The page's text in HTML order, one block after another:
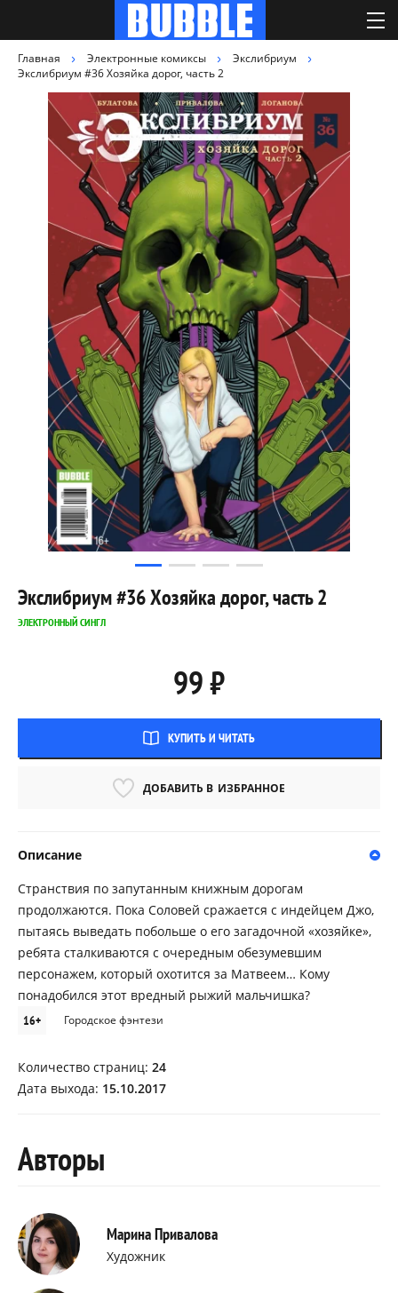
Главная Электронные комиксы
Экслибриум
Экслибриум #36 Хозяйка дорог, часть 2
Экслибриум #36 Хозяйка дорог, часть 2
ЭЛЕКТРОННЫЙ СИНГЛ
99 ₽
КУПИТЬ И ЧИТАТЬ
ДОБАВИТЬ В ИЗБРАННОЕ
Описание
Странствия по запутанным книжным дорогам
продолжаются. Пока Соловей сражается с индейцем Джо,
пытаясь выведать побольше о его загадочной «хозяйке»,
ребята сталкиваются с очередным обезумевшим
персонажем, который охотится за Матвеем… Кому
понадобился этот вредный рыжий мальчишка?
16+ Городское фэнтези
Количество страниц: 24
Дата выхода: 15.10.2017
Авторы
Марина Привалова
Художник